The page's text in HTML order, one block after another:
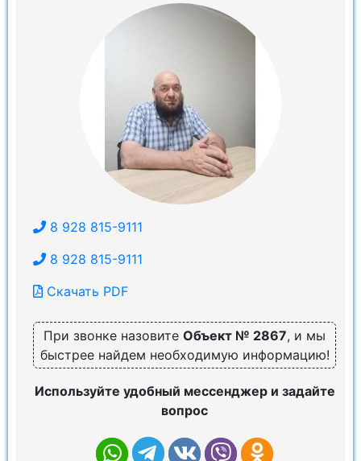
8 928 815-9111
8 928 815-9111
Скачать PDF
При звонке назовите Объект № 2867, и мы
быстрее найдем необходимую информацию!
Используйте удобный мессенджер и задайте
вопрос